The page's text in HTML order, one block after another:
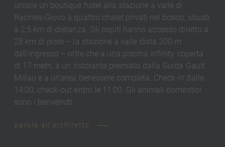
unisce un boutique hotel alla stazione a valle di
Racines-Giovo a quattro chalet privati nel bosco, situati
a 2,5 km di distanza. Gli ospiti hanno accesso diretto a
28 km di piste – la stazione a valle dista 200 m
dall'ingresso – oltre che a una piscina infinity coperta
di 17 metri, a un ristorante premiato dalla Guida Gault
Millau e a un'area benessere completa. Check-in dalle
14:00; check-out entro le 11:00. Gli animali domestici
sono i benvenuti.
parola all’architetto